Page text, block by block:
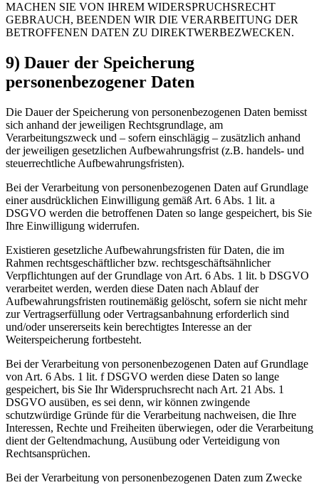
MACHEN SIE VON IHREM WIDERSPRUCHSRECHT
GEBRAUCH, BEENDEN WIR DIE VERARBEITUNG DER
BETROFFENEN DATEN ZU DIREKTWERBEZWECKEN.
9) Dauer der Speicherung
personenbezogener Daten
Die Dauer der Speicherung von personenbezogenen Daten bemisst
sich anhand der jeweiligen Rechtsgrundlage, am
Verarbeitungszweck und – sofern einschlägig – zusätzlich anhand
der jeweiligen gesetzlichen Aufbewahrungsfrist (z.B. handels- und
steuerrechtliche Aufbewahrungsfristen).
Bei der Verarbeitung von personenbezogenen Daten auf Grundlage
einer ausdrücklichen Einwilligung gemäß Art. 6 Abs. 1 lit. a
DSGVO werden die betroffenen Daten so lange gespeichert, bis Sie
Ihre Einwilligung widerrufen.
Existieren gesetzliche Aufbewahrungsfristen für Daten, die im
Rahmen rechtsgeschäftlicher bzw. rechtsgeschäftsähnlicher
Verpflichtungen auf der Grundlage von Art. 6 Abs. 1 lit. b DSGVO
verarbeitet werden, werden diese Daten nach Ablauf der
Aufbewahrungsfristen routinemäßig gelöscht, sofern sie nicht mehr
zur Vertragserfüllung oder Vertragsanbahnung erforderlich sind
und/oder unsererseits kein berechtigtes Interesse an der
Weiterspeicherung fortbesteht.
Bei der Verarbeitung von personenbezogenen Daten auf Grundlage
von Art. 6 Abs. 1 lit. f DSGVO werden diese Daten so lange
gespeichert, bis Sie Ihr Widerspruchsrecht nach Art. 21 Abs. 1
DSGVO ausüben, es sei denn, wir können zwingende
schutzwürdige Gründe für die Verarbeitung nachweisen, die Ihre
Interessen, Rechte und Freiheiten überwiegen, oder die Verarbeitung
dient der Geltendmachung, Ausübung oder Verteidigung von
Rechtsansprüchen.
Bei der Verarbeitung von personenbezogenen Daten zum Zwecke